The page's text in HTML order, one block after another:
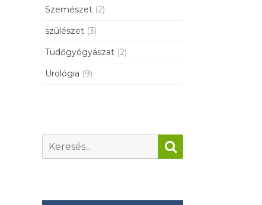
Szemészet (2)
szülészet (3)
Tüdőgyógyászat (2)
Urológia (9)